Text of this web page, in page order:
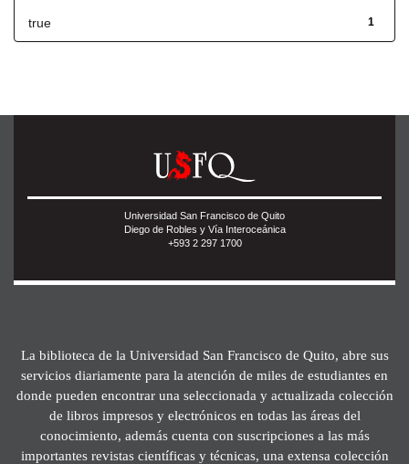
1
true
Universidad San Francisco de Quito
Diego de Robles y Vía Interoceánica
+593 2 297 1700
La biblioteca de la Universidad San Francisco de Quito, abre sus
servicios diariamente para la atención de miles de estudiantes en
donde pueden encontrar una seleccionada y actualizada colección
de libros impresos y electrónicos en todas las áreas del
conocimiento, además cuenta con suscripciones a las más
importantes revistas científicas y técnicas, una extensa colección